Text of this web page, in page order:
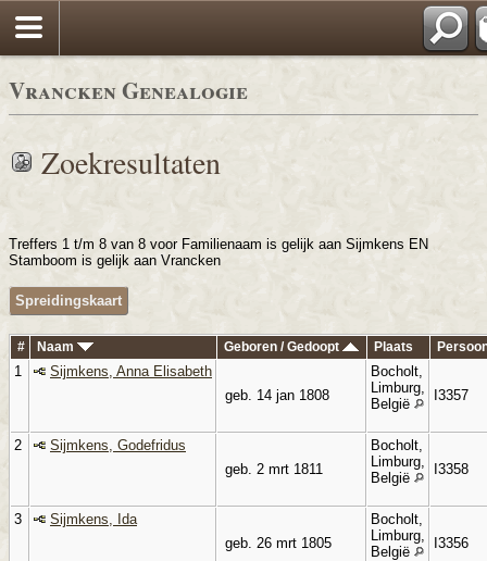
Vrancken Genealogie
Zoekresultaten
Treffers 1 t/m 8 van 8 voor Familienaam is gelijk aan Sijmkens EN
Stamboom is gelijk aan Vrancken
Spreidingskaart
# Naam Geboren / Gedoopt Plaats
1
Sijmkens, Anna Elisabeth
geb. 14 jan 1808
Bocholt,
Limburg,
België
I3357
2
Sijmkens, Godefridus
geb. 2 mrt 1811
Bocholt,
Limburg,
België
I3358
3
Sijmkens, Ida
geb. 26 mrt 1805
Bocholt,
Limburg,
België
I3356